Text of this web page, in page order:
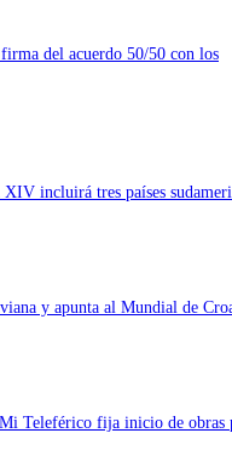
del acuerdo 50/50 con los
incluirá tres países
y apunta al Mundial de
Teleférico fija inicio de obras